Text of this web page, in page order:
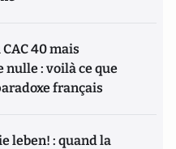
40 mais
nulle : voilà ce que
français
leben! : quand la